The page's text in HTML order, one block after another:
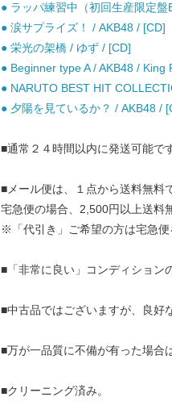
● ラッパ練習中（初回生産限定
● 涙サプライズ！ / AKB48 / [CD]
● 栄光の架橋 / ゆず / [CD]
● Beginner type A / AKB48 / King
● NARUTO BEST HIT
● 夕陽を見ているか？ / AKB48 /
■通常２４時間以内に発送可能で
■メール便は、１点から送料無料
宅急便の場合、2,500円以上送料
※「代引き」ご希望の方は宅急便
■「非常に良い」コンディション
■中古品ではございますが、良好
■万が一品質に不備が有った場合
■クリーニング済み。